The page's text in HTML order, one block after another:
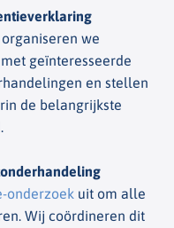
organiseren we
geïnteresseerde
en stellen
de belangrijkste
onderzoek uit om alle
Wij coördineren dit